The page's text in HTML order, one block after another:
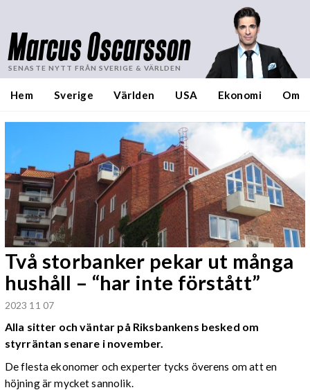
Marcus Oscarsson
SENASTE NYTT FRÅN SVERIGE & VÄRLDEN
Hem Sverige Världen USA Ekonomi Om
Två storbanker pekar ut många
hushåll – “har inte förstått”
2023 11 07
Alla sitter och väntar på Riksbankens besked om
styrräntan senare i november.
De flesta ekonomer och experter tycks överens om att en
höjning är mycket sannolik.